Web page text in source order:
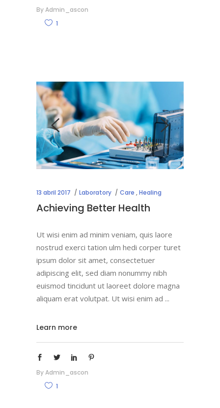
ByAdmin_ascon
1
13 abril 2017 Laboratory Care ,Healing
Achieving Better Health
Ut wisi enim ad minim veniam, quis laore
nostrud exerci tation ulm hedi corper turet
ipsum dolor sit amet, consectetuer
adipiscing elit, sed diam nonummy nibh
euismod tincidunt ut laoreet dolore magna
aliquam erat volutpat. Ut wisi enim ad
Learn more
ByAdmin_ascon
1